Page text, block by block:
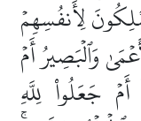
لِأَنفُسِهِمۡ
وَٱلۡبَصِيرُ أَمۡ
جَعَلُواْ لِلَّهِ